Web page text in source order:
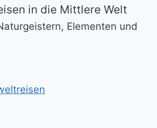
in die Mittlere Welt
Elementen und